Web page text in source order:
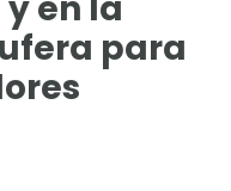
para